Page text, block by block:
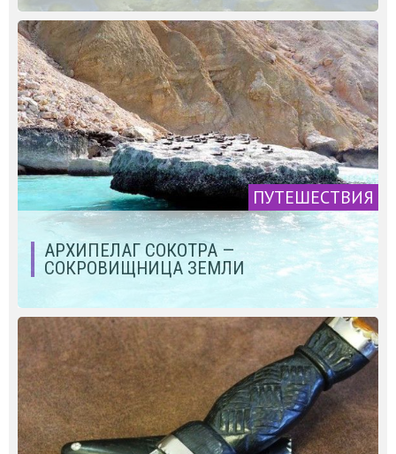
ПУТЕШЕСТВИЯ
АРХИПЕЛАГ СОКОТРА —
СОКРОВИЩНИЦА ЗЕМЛИ